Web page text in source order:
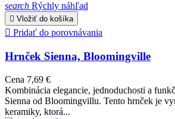
search Rýchly náhľad
 Vložiť do košíka
 Pridať do porovnávania
Hrnček Sienna, Bloomingville
Cena 7,69 €
Kombinácia elegancie, jednoduchosti a
Sienna od Bloomingvillu. Tento hrnček je
keramiky, ktorá...